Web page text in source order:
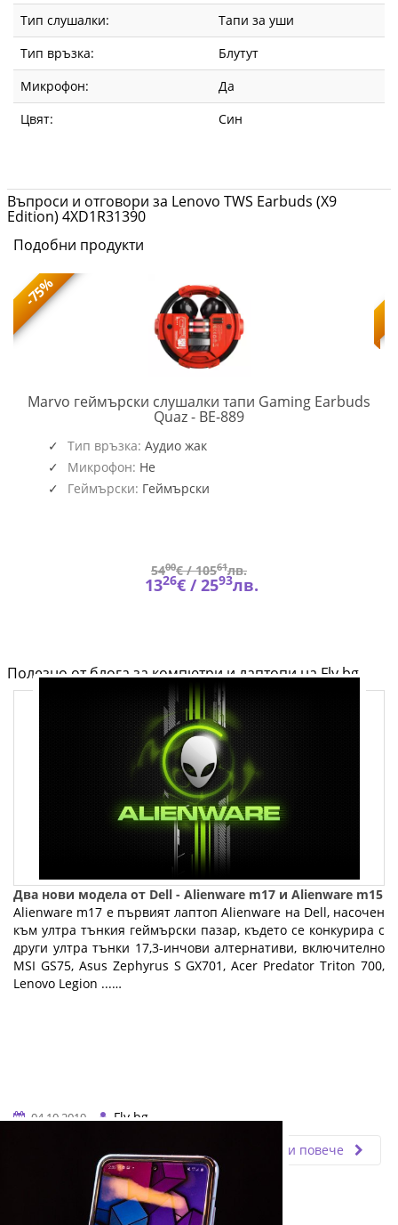
Тип слушалки:
Тапи за уши
Тип връзка:
Блутут
Микрофон:
Да
Цвят:
Син
Въпроси и отговори за Lenovo TWS Earbuds (X9
Edition) 4XD1R31390
Подобни продукти
-75%
Marvo геймърски слушалки тапи Gaming Earbuds
Quaz - BE-889MARVO-
Тип връзка: Аудио жак
Микрофон: Не
Геймърски: Геймърски
5400€ /10561лв.
1326€ /2593лв.
Полезно от блога за компютри и лаптопи на Fly.bg
Два нови модела от Dell - Alienware m17 и Alienware m15
Alienware m17 е първият лаптоп Alienware на Dell, насочен
към ултра тънкия геймърски пазар, където се конкурира с
други ултра тънки 17,3-инчови алтернативи, включително
MSI GS75, Asus Zephyrus S GX701, Acer Predator Triton 700,
Lenovo Legion ...…
04.10.2019
Fly.bg
Прочети повече